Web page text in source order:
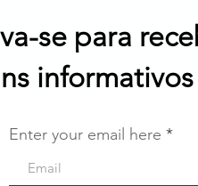
Enter your email here
se para
informativos